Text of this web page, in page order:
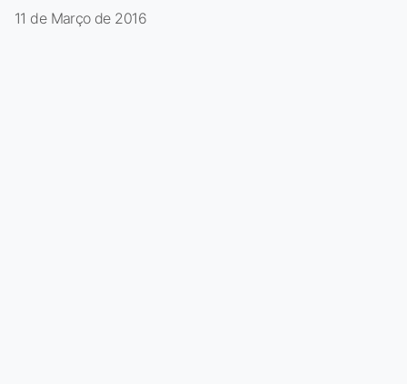
11 de Março de 2016